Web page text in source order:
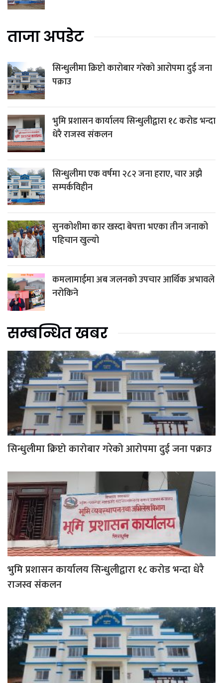
ताजा अपडेट
सिन्धुलीमा क्रिप्टो कारोबार गरेको आरोपमा दुई जना
पक्राउ
भुमि प्रशासन कार्यालय सिन्धुलीद्वारा १८ करोड भन्दा
धेरै राजस्व संकलन
सिन्धुलीमा एक वर्षमा २८२ जना हराए, चार अझै
सम्पर्कविहीन
सुनकोशीमा कार खस्दा बेपत्ता भएका तीन जनाको
पहिचान खुल्यो
कमलामाईमा अब जलनको उपचार आर्थिक अभावले
नरोकिने
सम्बन्धित खबर
सिन्धुलीमा क्रिप्टो कारोबार गरेको आरोपमा दुई जना पक्राउ
भुमि प्रशासन कार्यालय सिन्धुलीद्वारा १८ करोड भन्दा धेरै
राजस्व संकलन